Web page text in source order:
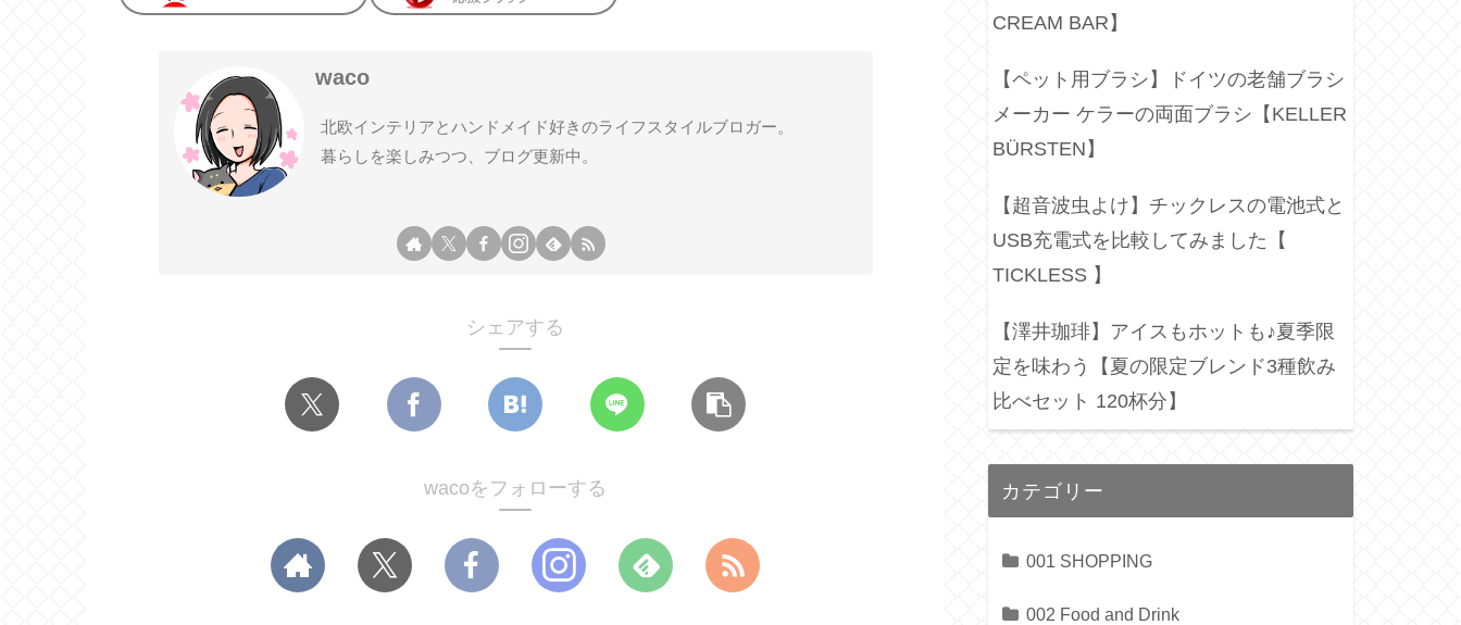
waco
北欧インテリアとハンドメイド好きのライフスタイルブロガー。
暮らしを楽しみつつ、ブログ更新中。
シェアする
wacoをフォローする
CREAM BAR】
【ペット用ブラシ】ドイツの老舗ブラシ
メーカー ケラーの両面ブラシ【KELLER
BÜRSTEN】
【超音波虫よけ】チックレスの電池式と
USB充電式を比較してみました【
TICKLESS 】
【澤井珈琲】アイスもホットも♪夏季限
定を味わう【夏の限定ブレンド3種飲み
比べセット 120杯分】
カテゴリー
001 SHOPPING
002 Food and Drink